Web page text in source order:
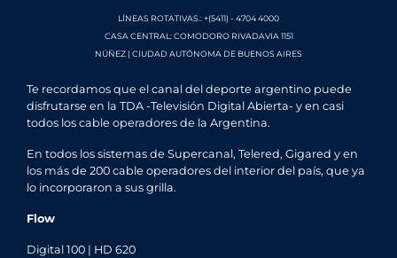
LÍNEAS ROTATIVAS.: +(5411) - 4704 4000
CASA CENTRAL: COMODORO RIVADAVIA 1151
NÚÑEZ | CIUDAD AUTÓNOMA DE BUENOS AIRES
Te recordamos que el canal del deporte argentino puede
disfrutarse en la TDA -Televisión Digital Abierta- y en casi
todos los cable operadores de la Argentina.
En todos los sistemas de Supercanal, Telered, Gigared y en
los más de 200 cable operadores del interior del país, que ya
lo incorporaron a sus grilla.
Flow
Digital 100 | HD 620